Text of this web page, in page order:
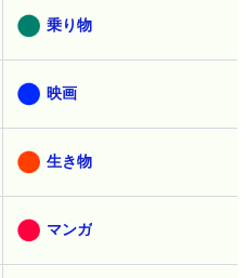
乗り物
映画
生き物
マンガ